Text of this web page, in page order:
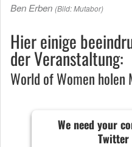
Ben Erben (Bild: Mutabor)
Hier einige
der Veranstaltung:
World of Women holen
We need your
Twitter